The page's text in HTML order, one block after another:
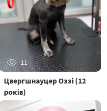
11
Цвергшнауцер Оззі (12
років)